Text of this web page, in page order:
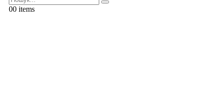
00 items